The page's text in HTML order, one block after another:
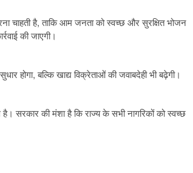
चाहती है, ताकि आम जनता को स्वच्छ और सुरक्षित भोजन
की जाएगी।
होगा, बल्कि खाद्य विक्रेताओं की जवाबदेही भी बढ़ेगी।
सरकार की मंशा है कि राज्य के सभी नागरिकों को स्वच्छ